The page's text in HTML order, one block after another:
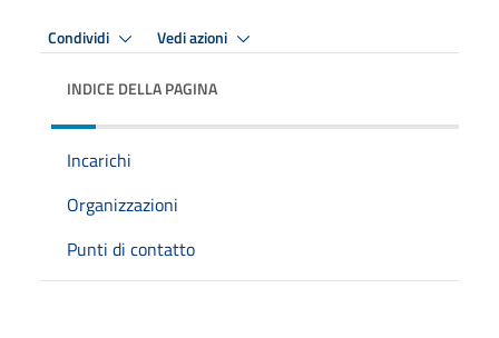
Condividi Vedi azioni
INDICE DELLA PAGINA
Incarichi
Organizzazioni
Punti di contatto